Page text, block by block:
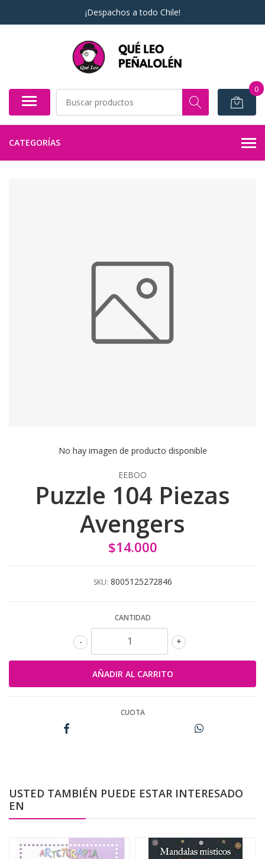
¡Despachos a todo Chile!
0
CATEGORÍAS
No hay imagen de producto disponible
EEBOO
Puzzle 104 Piezas
Avengers
$14.000
SKU: 8005125272846
CANTIDAD
+
-
CUOTA
USTED TAMBIÉN PUEDE ESTAR INTERESADO
EN